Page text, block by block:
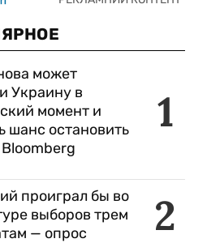
1
может
Украину в
момент и
шанс остановить
2
проиграл бы во
выборов трем
— опрос